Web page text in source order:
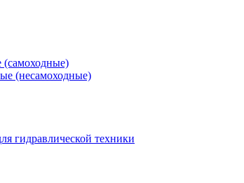
(несамоходные)
гидравлической техники